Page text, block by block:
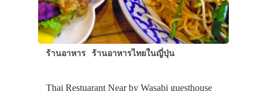
ร้านอาหาร ร้านอาหารไทยในญี่ปุ่น
Thai Restuarant Near by Wasabi guesthouse